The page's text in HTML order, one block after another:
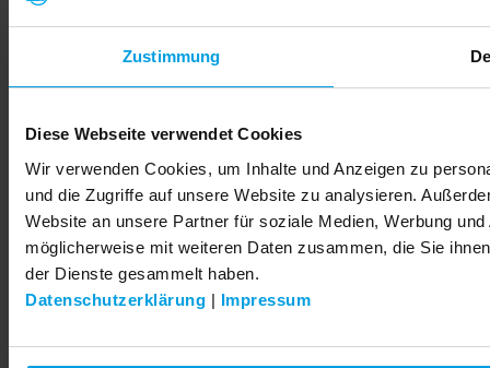
Zustimmung
Diese Webseite verwendet Cookies
Wir verwenden Cookies, um Inhalte und Anzeigen zu
und die Zugriffe auf unsere Website zu analysieren.
Website an unsere Partner für soziale Medien, Werbung
möglicherweise mit weiteren Daten zusammen, die Sie
der Dienste gesammelt haben.
Datenschutzerklärung | Impressum